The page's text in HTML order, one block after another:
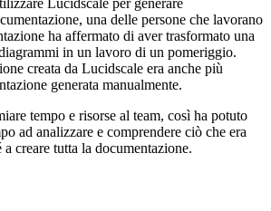
una delle persone che lavorano
ha affermato di aver trasformato una
in un lavoro di un pomeriggio.
creata da Lucidscale era anche più
generata manualmente.
tempo e risorse al team, così ha potuto
ad analizzare e comprendere ciò che era
creare tutta la documentazione.